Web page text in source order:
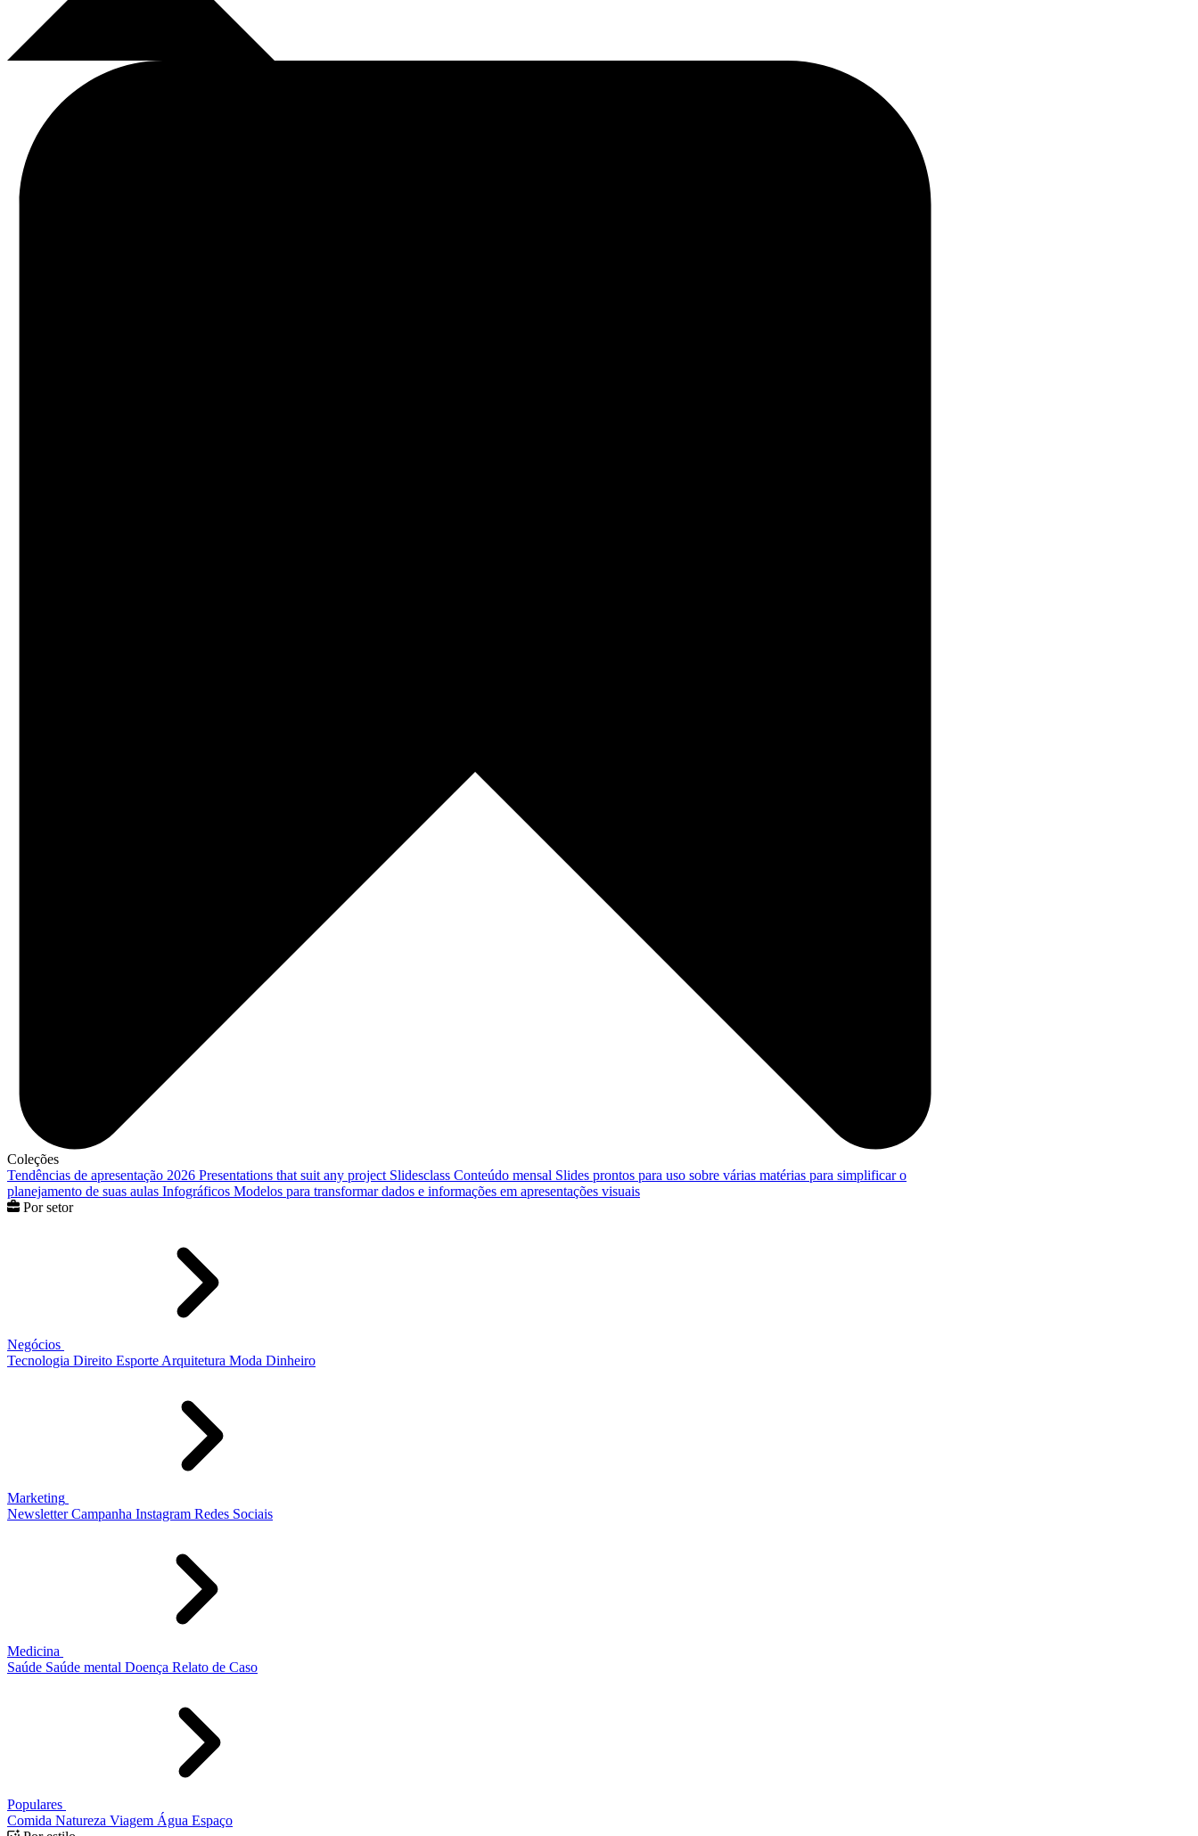
Coleções
Tendências de apresentação 2026 Presentations that suit any project Slidesclass Conteúdo mensal Slides prontos para uso sobre várias matérias para simplificar o
planejamento de suas aulas Infográficos Modelos para transformar dados e informações em apresentações visuais
Por setor
Negócios
Tecnologia Direito Esporte Arquitetura Moda Dinheiro
Marketing
Newsletter Campanha Instagram Redes Sociais
Medicina
Saúde Saúde mental Doença Relato de Caso
Populares
Comida Natureza Viagem Água Espaço